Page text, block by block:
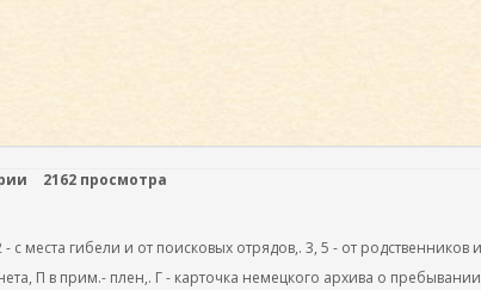
2162 просмотра
места гибели и от поисковых отрядов,. 3, 5 - от родственников и
П в прим.- плен,. Г - карточка немецкого архива о